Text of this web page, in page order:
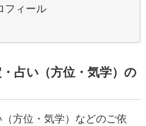
フィール
占い（方位・気学）の
方位・気学）などのご依